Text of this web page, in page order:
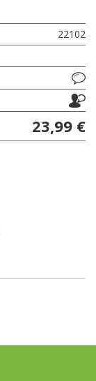
22102
23,99 €